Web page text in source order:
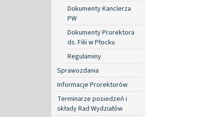
Dokumenty Kanclerza
PW
Dokumenty Prorektora
ds. Filii w Płocku
Regulaminy
Sprawozdania
Informacje Prorektorów
Terminarze posiedzeń i
składy Rad Wydziałów